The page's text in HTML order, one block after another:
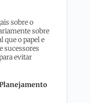
sobre o
sobre
que o papel e
sucessores
evitar